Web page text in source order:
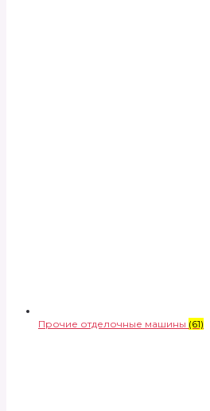
Прочие отделочные машины (61)